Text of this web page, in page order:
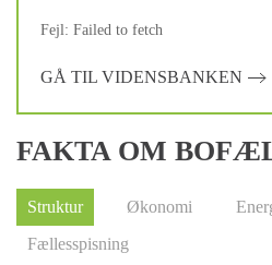
Fejl: Failed to fetch
GÅ TIL VIDENSBANKEN
FAKTA OM
Struktur Økonomi
Fællesspisning